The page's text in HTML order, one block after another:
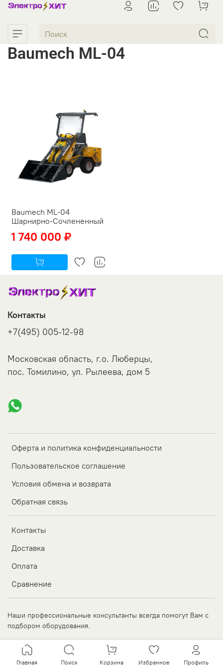
Baumech ML-04
Baumech ML-04
Шарнирно-Сочлененный
1 740 000 ₽
Оферта и политика конфиденциальности
Пользовательское соглашение
Условия обмена и возврата
Обратная связь
Контакты
Доставка
Оплата
Сравнение
Контакты
+7(495) 005-12-98
Московская область, г.о. Люберцы,
пос. Томилино, ул. Рылеева, дом 5
Наши профессиональные консультанты всегда помогут Вам с
подбором оборудования.
Главная Поиск Корзина Избранное Профиль